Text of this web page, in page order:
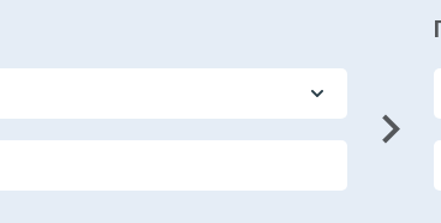
keyboard_arrow_right